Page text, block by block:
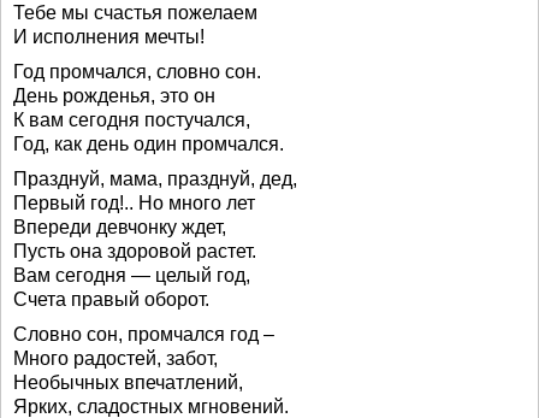
Тебе мы счастья пожелаем
И исполнения мечты!
Год промчался, словно сон.
День рожденья, это он
К вам сегодня постучался,
Год, как день один промчался.
Празднуй, мама, празднуй, дед,
Первый год!.. Но много лет
Впереди девчонку ждет,
Пусть она здоровой растет.
Вам сегодня — целый год,
Счета правый оборот.
Словно сон, промчался год –
Много радостей, забот,
Необычных впечатлений,
Ярких, сладостных мгновений.